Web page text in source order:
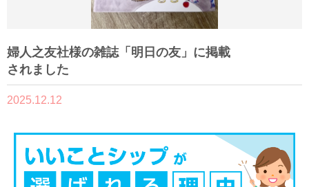
婦人之友社様の雑誌「明日の友」に掲載
されました
2025.12.12